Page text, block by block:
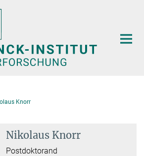
Knorr
Nikolaus Knorr
Postdoktorand